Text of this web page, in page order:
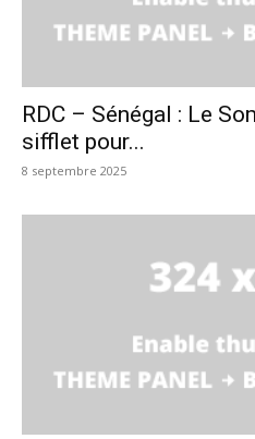
RDC – Sénégal : Le
sifflet pour...
8 septembre 2025